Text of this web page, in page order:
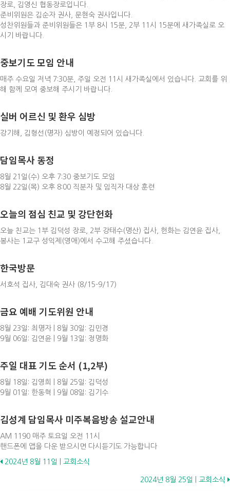
장로, 김영신 협동장로입니다.
준비위원은 김순자 권사, 문현숙 권사입니다.
성찬위원들과 준비위원들은 1부 8시 15분, 2부 11시 15분에 새가족실로 오
시기 바랍니다.
중보기도 모임 안내
매주 수요일 저녁 7:30분, 주일 오전 11시 새가족실에서 있습니다. 교회를 위
해 함께 모여 중보해 주시기 바랍니다.
실버 어르신 및 환우 심방
강기해, 김형선(명자) 심방이 예정되어 있습니다.
담임목사 동정
8월 21일(수) 오후 7:30 중보기도 모임
8월 22일(목) 오후 8:00 직분자 및 임직자 대상 훈련
오늘의 점심 친교 및 강단헌화
오늘 친교는 1부 김덕성 장로, 2부 강태수(명산) 집사, 헌화는 김연윤 집사,
봉사는 1교구 성익제(영애)에서 수고해 주셨습니다.
한국방문
서호석 집사, 김대숙 권사 (8/15-9/17)
금요 예배 기도위원 안내
8월 23일: 최명자 | 8월 30일: 김민경
9월 06일: 김연윤 | 9월 13일: 정명화
주일 대표 기도 순서 (1,2부)
8월 18일: 김영희 | 8월 25일: 김덕성
9월 01일: 한동혁 | 9월 08일: 김기수
김성계 담임목사 미주복음방송 설교안내
AM 1190 매주 토요일 오전 11시
핸드폰에 앱을 다운 받으시면 다시듣기도 가능합니다
Posts
2024년 8월 11일 | 교회소식
2024년 8월 25일 | 교회소식